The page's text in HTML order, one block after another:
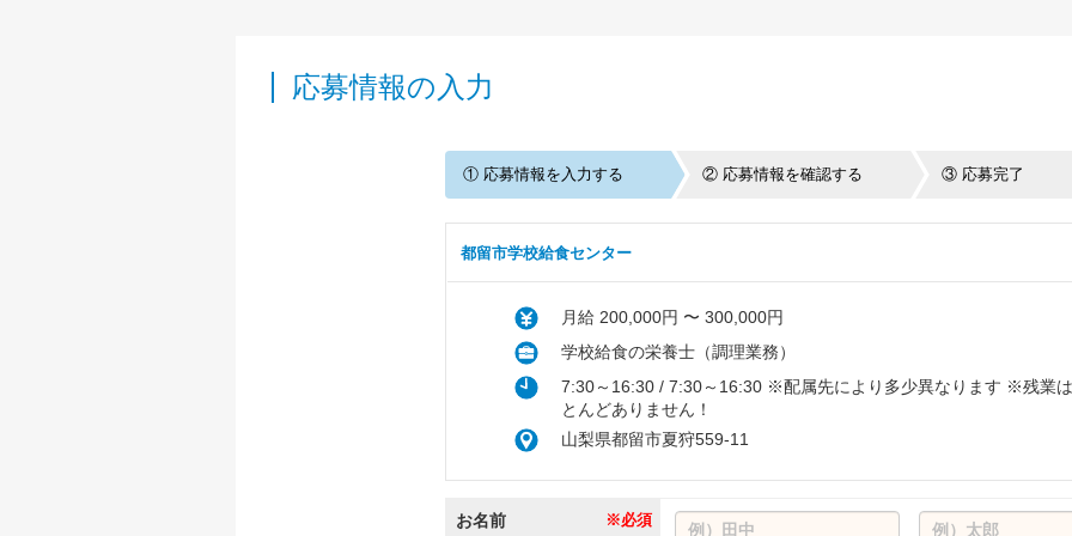
応募情報の入力
① 応募情報を入力する ② 応募情報を確認する ③ 応募完了
都留市学校給食センター
月給 200,000円 〜 300,000円
学校給食の栄養士（調理業務）
7:30～16:30 / 7:30～16:30 ※配属先により多少異なります ※残業
とんどありません！
山梨県都留市夏狩559-11
お名前 ※必須